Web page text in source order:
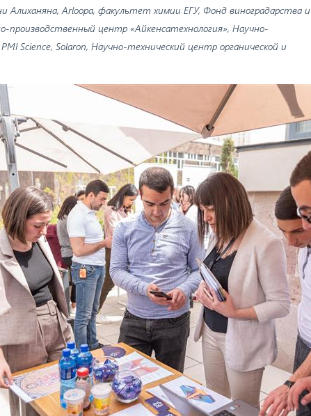
Алиханяна, Arloopa, факультет химии ЕГУ, Фонд виноградарства и
производственный центр «Айкенсатехнология», Научно-
Science, Solaron, Научно-технический центр органической и